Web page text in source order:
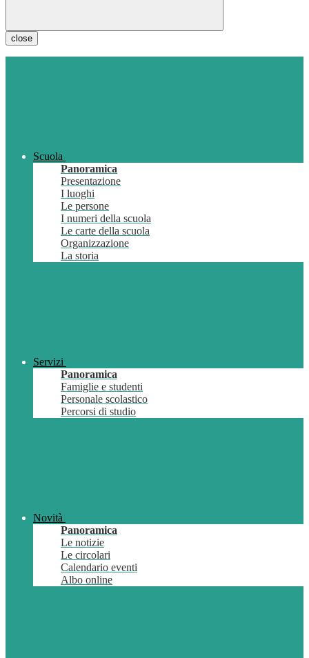
close
Scuola
Panoramica
Presentazione
I luoghi
Le persone
I numeri della scuola
Le carte della scuola
Organizzazione
La storia
Servizi
Panoramica
Famiglie e studenti
Personale scolastico
Percorsi di studio
Novità
Panoramica
Le notizie
Le circolari
Calendario eventi
Albo online